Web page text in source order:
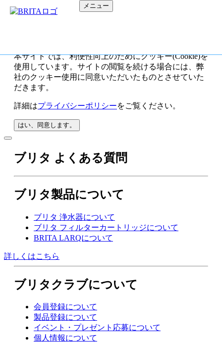
本サイトでは、利便性向上のためにクッキー(Cookie)を
使用しています。サイトの閲覧を続ける場合には、弊
社のクッキー使用に同意いただいたものとさせていた
だきます。
詳細はプライバシーポリシーをご覧ください。
はい、同意します。
メニュー
ブリタ よくある質問
ブリタ製品について
ブリタ 浄水器について
ブリタ フィルターカートリッジについて
BRITA LARQについて
詳しくはこちら
ブリタクラブについて
会員登録について
製品登録について
イベント・プレゼント応募について
個人情報について